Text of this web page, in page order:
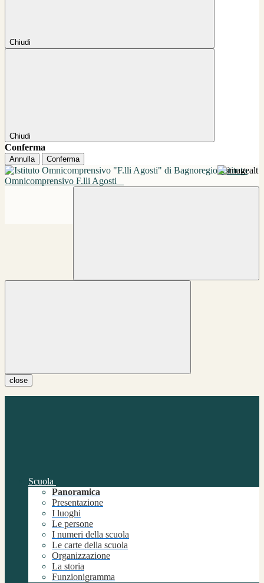
Chiudi
Chiudi
Conferma
Annulla Conferma
Istituto
Omnicomprensivo F.lli Agosti
close
Scuola
Panoramica
Presentazione
I luoghi
Le persone
I numeri della scuola
Le carte della scuola
Organizzazione
La storia
Funzionigramma